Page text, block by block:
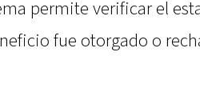
permite verificar el
fue otorgado o